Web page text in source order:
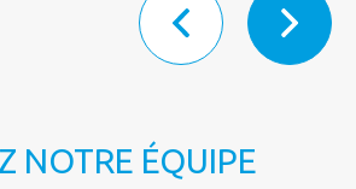
NOTRE ÉQUIPE